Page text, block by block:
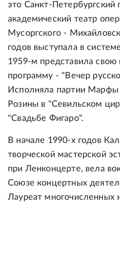
это Санкт-Петербургский
академический театр
Мусоргского -
годов выступала в
1959-м представила
программу - "Вечер
Исполняла партии Марфы
Розины в "Севильском
"Свадьбе Фигаро".
В начале 1990-х годов
творческой мастерской
при Ленконцерте, вела
Союзе концертных
Лауреат многочисленных